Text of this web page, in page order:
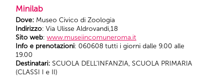
Minilab
Dove: Museo Civico di Zoologia
Indirizzo: Via Ulisse Aldrovandi,18
Sito web:www.museiincomuneroma.it
Info e prenotazioni: 060608 tutti i giorni dalle 9.00 alle
19.00
Destinatari:SCUOLA DELL’INFANZIA, SCUOLA PRIMARIA
(CLASSI I e II)